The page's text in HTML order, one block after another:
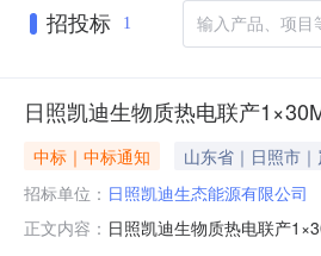
招投标 1
日照凯迪生物质热电联产
中标｜中标通知 山东省｜日照市
招标单位： 日照凯迪生态能源有限公司
正文内容： 日照凯迪生物质热电联产